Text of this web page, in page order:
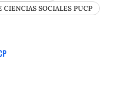
CIENCIAS SOCIALES PUCP